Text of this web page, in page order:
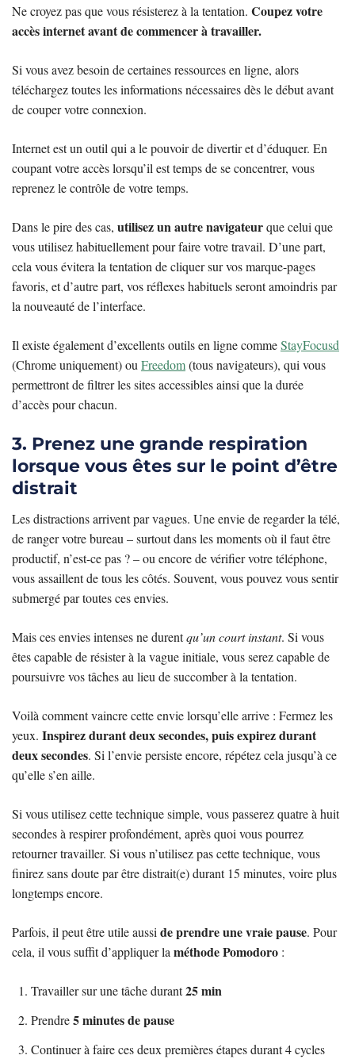
Ne croyez pas que vous résisterez à la tentation. Coupez votre
accès internet avant de commencer à travailler.
Si vous avez besoin de certaines ressources en ligne, alors
téléchargez toutes les informations nécessaires dès le début avant
de couper votre connexion.
Internet est un outil qui a le pouvoir de divertir et d’éduquer. En
coupant votre accès lorsqu’il est temps de se concentrer, vous
reprenez le contrôle de votre temps.
Dans le pire des cas, utilisez un autre navigateurque celui que
vous utilisez habituellement pour faire votre travail. D’une part,
cela vous évitera la tentation de cliquer sur vos marque-pages
favoris, et d’autre part, vos réflexes habituels seront amoindris par
la nouveauté de l’interface.
Il existe également d’excellents outils en ligne commeStayFocusd
(Chrome uniquement) ou Freedom(tous navigateurs), qui vous
permettront de filtrer les sites accessibles ainsi que la durée
d’accès pour chacun.
3. Prenez une grande respiration
lorsque vous êtes sur le point d’être
distrait
Les distractions arrivent par vagues. Une envie de regarder la télé,
de ranger votre bureau – surtout dans les moments où il faut être
productif, n’est-ce pas ? – ou encore de vérifier votre téléphone,
vous assaillent de tous les côtés. Souvent, vous pouvez vous sentir
submergé par toutes ces envies.
Mais ces envies intenses ne durentqu’un court instant. Si vous
êtes capable de résister à la vague initiale, vous serez capable de
poursuivre vos tâches au lieu de succomber à la tentation.
Voilà comment vaincre cette envie lorsqu’elle arrive : Fermez les
yeux. Inspirez durant deux secondes, puis expirez durant
deux secondes. Si l’envie persiste encore, répétez cela jusqu’à ce
qu’elle s’en aille.
Si vous utilisez cette technique simple, vous passerez quatre à huit
secondes à respirer profondément, après quoi vous pourrez
retourner travailler. Si vous n’utilisez pas cette technique, vous
finirez sans doute par être distrait(e) durant 15 minutes, voire plus
longtemps encore.
Parfois, il peut être utile aussi de prendre une vraie pause. Pour
cela, il vous suffit d’appliquer la méthode Pomodoro :
Travailler sur une tâche durant25 min
Prendre5 minutes de pause
Continuer à faire ces deux premières étapes durant 4 cycles